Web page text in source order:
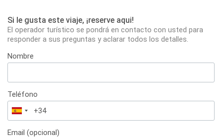
Si le gusta este viaje, ¡reserve aqui!
El operador turístico se pondrá en contacto con usted para
responder a sus preguntas y aclarar todos los detalles.
Nombre
Teléfono
España
+34
Email (opcional)